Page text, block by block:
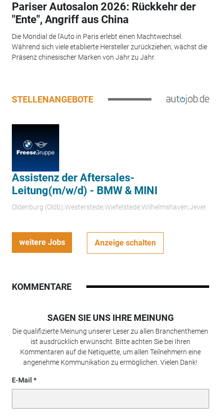
Pariser Autosalon 2026: Rückkehr der
"Ente", Angriff aus China
Die Mondial de l'Auto in Paris erlebt einen Machtwechsel.
Während sich viele etablierte Hersteller zurückziehen, wächst die
Präsenz chinesischer Marken von Jahr zu Jahr.
STELLENANGEBOTE
Assistenz der Aftersales-
Leitung(m/w/d) - BMW & MINI
Oldenburg (Oldb);Westerstede;Wiefelstede;Wilhelmshaven;Jever
weitere Jobs Anzeige schalten
KOMMENTARE
SAGEN SIE UNS IHRE MEINUNG
Die qualifizierte Meinung unserer Leser zu allen Branchenthemen
ist ausdrücklich erwünscht. Bitte achten Sie bei Ihren
Kommentaren auf die Netiquette, um allen Teilnehmern eine
angenehme Kommunikation zu ermöglichen. Vielen Dank!
E-Mail